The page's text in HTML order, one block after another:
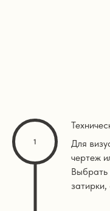
Для
чертеж
Выбрать